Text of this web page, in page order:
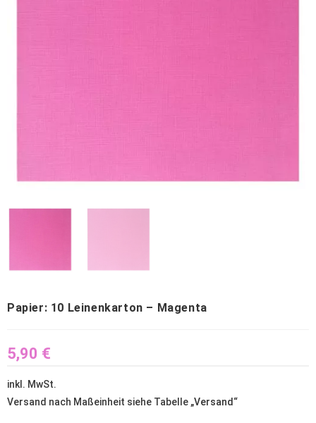
Papier: 10 Leinenkarton – Magenta
5,90 €
inkl. MwSt.
Versand nach Maßeinheit siehe Tabelle „Versand “